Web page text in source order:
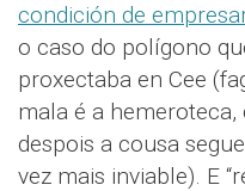
condición de
o caso do polígono
proxectaba en Cee
mala é a
despois a cousa
vez mais inviable). E